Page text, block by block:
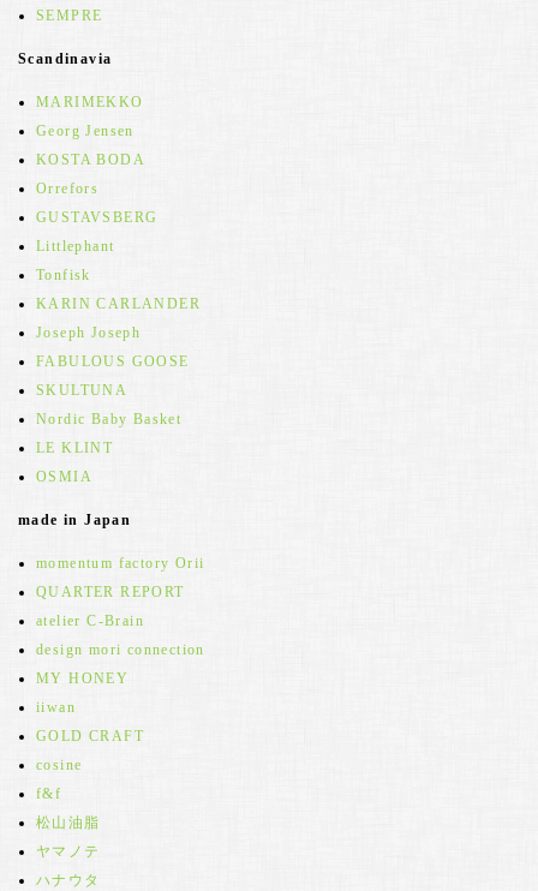
SEMPRE
Scandinavia
MARIMEKKO
Georg Jensen
KOSTA BODA
Orrefors
GUSTAVSBERG
Littlephant
Tonfisk
KARIN CARLANDER
Joseph Joseph
FABULOUS GOOSE
SKULTUNA
Nordic Baby Basket
LE KLINT
OSMIA
made in Japan
momentum factory Orii
QUARTER REPORT
atelier C-Brain
design mori connection
MY HONEY
iiwan
GOLD CRAFT
cosine
f&f
松山油脂
ヤマノテ
ハナウタ